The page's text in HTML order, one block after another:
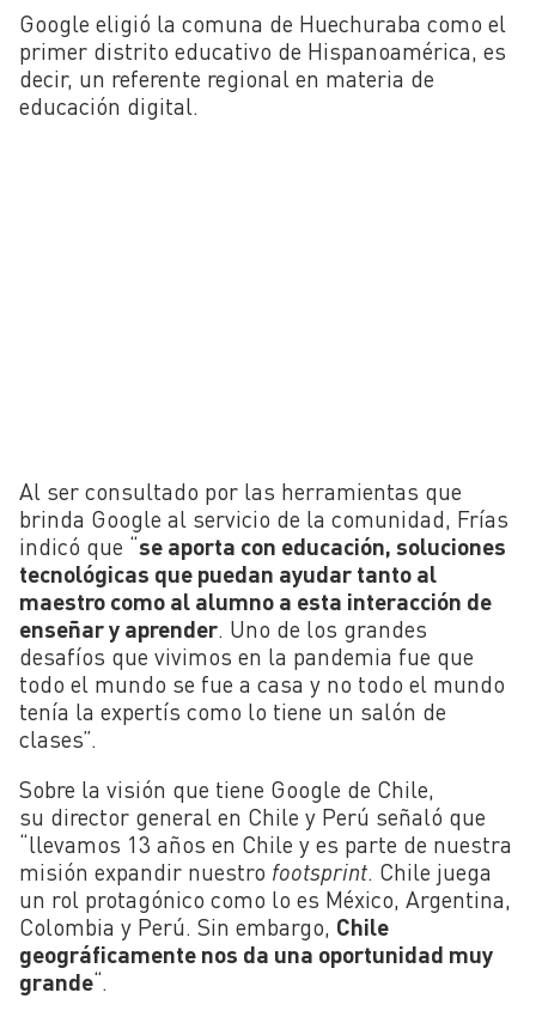
Google eligió la comuna de Huechuraba como el
primer distrito educativo de Hispanoamérica, es
decir, un referente regional en materia de
educación digital.
Al ser consultado por las herramientas que
brinda Google al servicio de la comunidad, Frías
indicó que “se aporta con educación, soluciones
tecnológicas que puedan ayudar tanto al
maestro como al alumno a esta interacción de
enseñar y aprender. Uno de los grandes
desafíos que vivimos en la pandemia fue que
todo el mundo se fue a casa y no todo el mundo
tenía la expertís como lo tiene un salón de
clases”.
Sobre la visión que tiene Google de Chile,
su director general en Chile y Perú señaló que
“llevamos 13 años en Chile y es parte de nuestra
misión expandir nuestro footsprint. Chile juega
un rol protagónico como lo es México, Argentina,
Colombia y Perú. Sin embargo, Chile
geográficamente nos da una oportunidad muy
grande“.